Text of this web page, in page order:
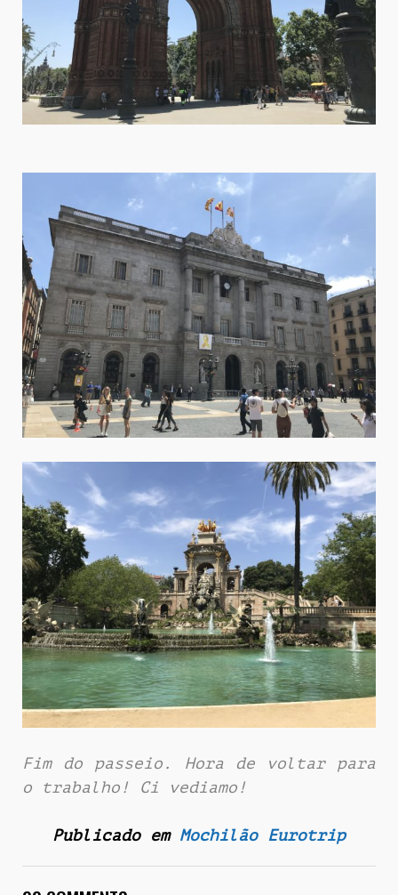
Fim do passeio. Hora de voltar para
o trabalho! Ci vediamo!
Publicado em Mochilão Eurotrip